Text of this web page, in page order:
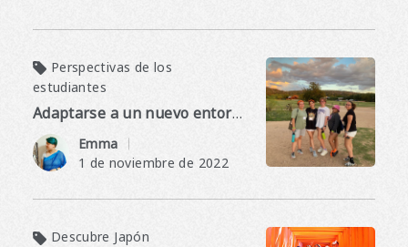
Perspectivas de los
estudiantes
Adaptarse a un nuevo entorno
Emma
1 de noviembre de 2022
Descubre Japón